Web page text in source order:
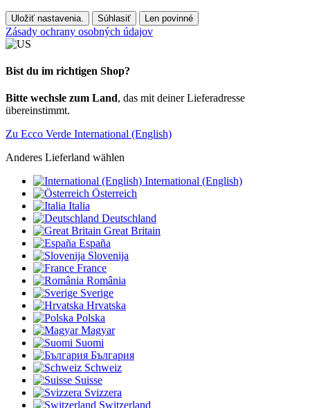
Uložiť nastavenia. Súhlasiť Len povinné
Zásady ochrany osobných údajov
Bist du im richtigen Shop?
Bitte wechsle zum Land, das mit deiner Lieferadresse
übereinstimmt.
Zu Ecco Verde International (English)
Anderes Lieferland wählen
International (English)
Österreich
Italia
Deutschland
Great Britain
España
Slovenija
France
România
Sverige
Hrvatska
Polska
Magyar
Suomi
България
Schweiz
Suisse
Svizzera
Switzerland